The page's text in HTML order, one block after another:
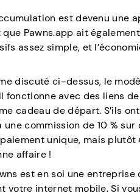
est devenu une
Pawns.app ait
assez simple, et
discuté ci-dessus, le
fonctionne avec des liens
cadeau de départ. S’ils
commission de 10 % sur
unique, mais
affaire !
est en soi une
votre internet mobile. Si